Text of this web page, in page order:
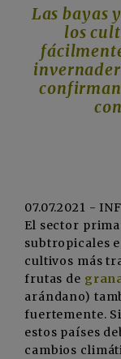
Las bayas
los
07.07.2021 -
El sector
subtropicales
cultivos más
frutas de
arándano)
fuertemente.
estos países
cambios